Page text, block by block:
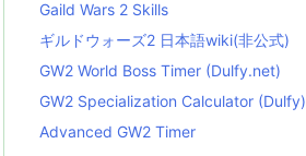
Gaild Wars 2 Skills
ギルドウォーズ2 日本語wiki(非公式)
GW2 World Boss Timer (Dulfy.net)
GW2 Specialization Calculator (Dulfy)
Advanced GW2 Timer